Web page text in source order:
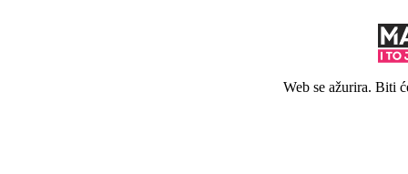
Web se ažurira. Biti